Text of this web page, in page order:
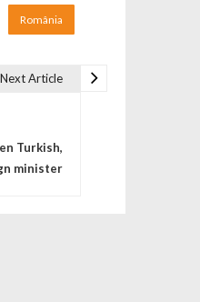
România
Next Article
Turkish,
minister